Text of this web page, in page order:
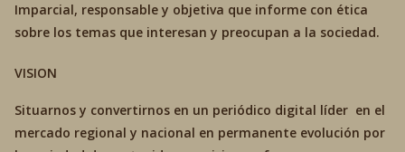
Imparcial, responsable y objetiva que informe con ética
sobre los temas que interesan y preocupan a la sociedad.
VISION
Situarnos y convertirnos en un periódico digital líder en el
mercado regional y nacional en permanente evolución por